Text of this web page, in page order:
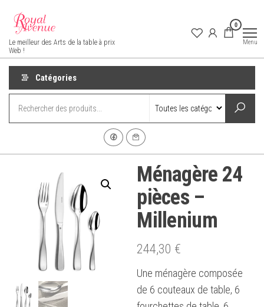
contenu
Royal Avenue
Le meilleur des Arts de la table à prix
Web !
0
Menu
Catégories
Ménagère 24
pièces –
Millenium
244,30 €
Une ménagère composée
de 6 couteaux de table, 6